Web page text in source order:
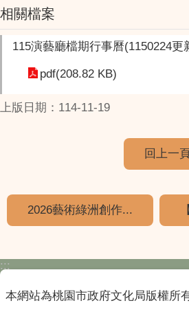
相關檔案
115演藝廳檔期行事曆(1150224更
pdf(208.82 KB)
上版日期：114-11-19
回上一
2026藝術綠洲創作...
:::
本網站為桃園市政府文化局版權所